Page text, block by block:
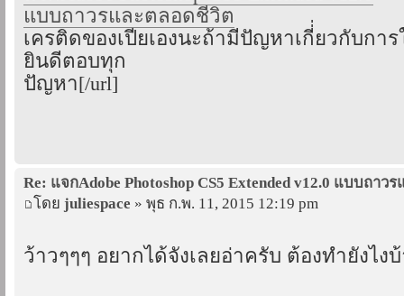
แบบถาวรและตลอดชีวิต
เครติดของเปียเองนะถ้ามีปัญหาเกี่่ยวกับกา
ยินดีตอบทุก
ปัญหา[/url]
Re: แจกAdobe Photoshop CS5 Extended v12.0 แบบถาว
โดย juliespace » พุธ ก.พ. 11, 2015 12:19 pm
ว้าวๆๆๆ อยากได้จังเลยอ่าครับ ต้องทำยังไง